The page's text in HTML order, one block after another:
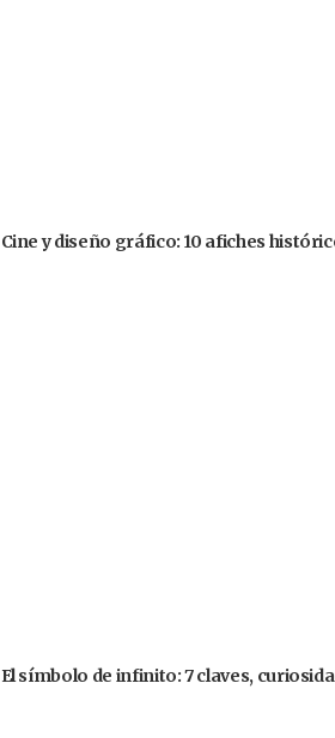
Cine y diseño gráfico: 10 afiches
El símbolo de infinito: 7 claves,